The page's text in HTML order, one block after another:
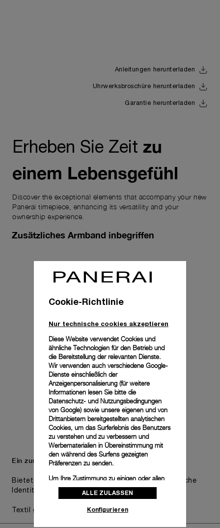
Anleitungen herunterladen
Uhrwerksbroschüre herunterladen
Garantie herunterladen
Erheben Sie Zeit zu
einem Lebensgefühl
Discover the exceptional elements that accompany your new
Panerai timepiece, enhancing its versatility and your
ownership experience.
Zusätzliches Armband inbegriffen
Ein zusätzliches Armband ist inbegriffen.
Bietet praktische Vielseitigkeit, ohne die ästhetische
Identität der Uhr zu beeinträchtigen.
Textil grau, STD, 26/22
Cookie-Richtlinie
Nur technische cookies akzeptieren
Diese Website verwendet Cookies und
ähnliche Technologien für den Betrieb und
die Bereitstellung der relevanten Dienste.
Wir verwenden auch verschiedene Google-
Dienste einschließlich der
Anzeigenpersonalisierung (für weitere
Informationen lesen Sie bitte die
Datenschutz- und Nutzungsbedingungen
von Google) sowie unsere eigenen und von
Drittanbietern bereitgestellten analytischen
Cookies, um das Surferlebnis des Benutzers
zu verstehen und zu verbessern und
Werbematerialien in Übereinstimmung mit
den während des Surfens gezeigten
Präferenzen zu senden.
Um Ihre Zustimmung zu einigen oder allen
Cookies zu ändern oder zu widerrufen,
klicken Sie auf „Konfigurieren“, oder lesen
ALLE ZULASSEN
Konfigurieren